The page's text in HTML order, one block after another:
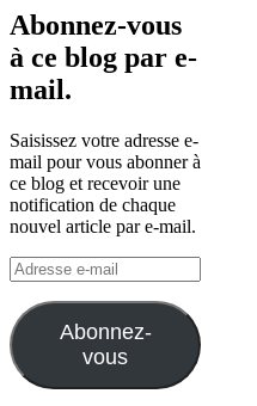
Abonnez-vous
à ce blog par e-
mail.
Saisissez votre adresse e-
mail pour vous abonner à
ce blog et recevoir une
notification de chaque
nouvel article par e-mail.
Adresse
e-
mail
Abonnez-
vous